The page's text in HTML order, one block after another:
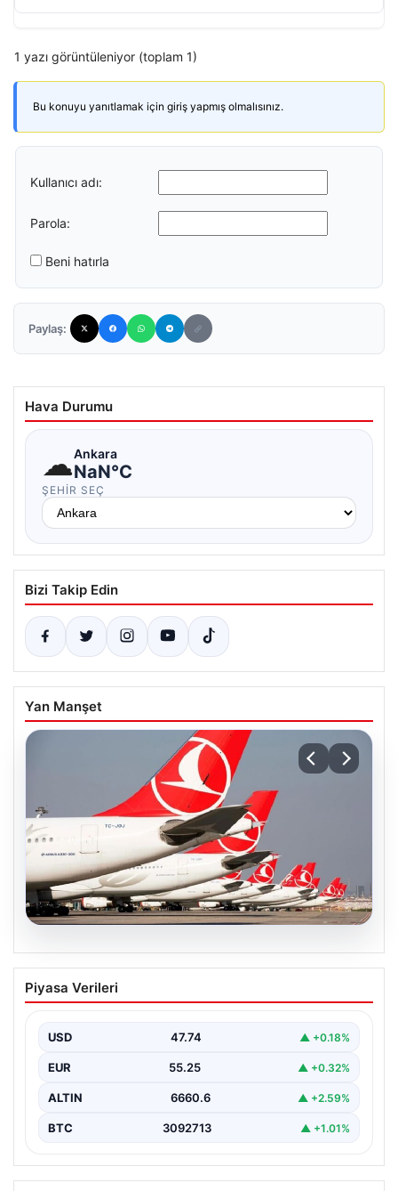
1 yazı görüntüleniyor (toplam 1)
Bu konuyu yanıtlamak için giriş yapmış olmalısınız.
Kullanıcı adı:
Parola:
Beni hatırla
Paylaş:
Hava Durumu
☁Ankara
NaN°C
ŞEHIR SEÇ
Bizi Takip Edin
Yan Manşet
07.08.2026
THY, temmuz ayında 9,5 milyon yolcu
taşıdı
Piyasa Verileri
USD 47.74 ▲ +0.18%
EUR 55.25 ▲ +0.32%
ALTIN 6660.6 ▲ +2.59%
BTC 3092713 ▲ +1.01%